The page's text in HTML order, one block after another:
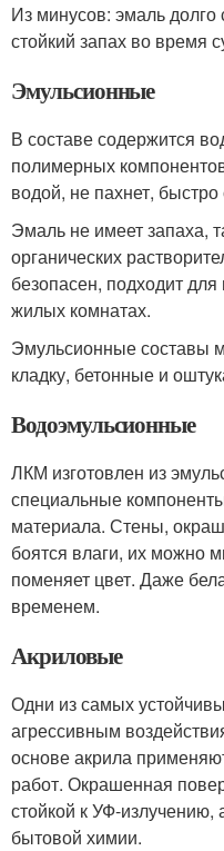
Из минусов: эмаль долго
стойкий запах во время
Эмульсионные
В составе содержится
полимерных
водой, не пахнет, быстро
Эмаль не имеет запаха,
органических
безопасен, подходит
жилых комнатах.
Эмульсионные составы
кладку, бетонные и
Водоэмульсионные
ЛКМ изготовлен из
специальные
материала. Стены,
боятся влаги, их можно
поменяет цвет. Даже
временем.
Акриловые
Одни из самых
агрессивным
основе акрила
работ. Окрашенная
стойкой к УФ-
бытовой химии.